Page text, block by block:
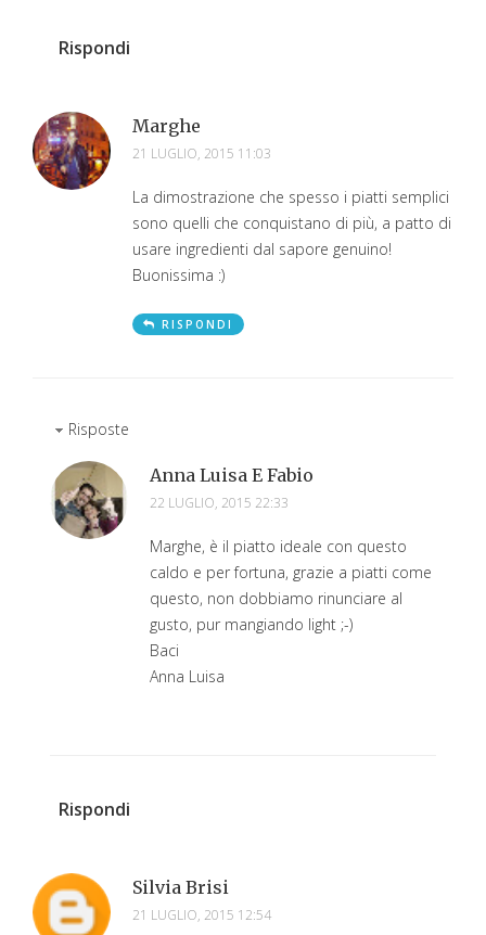
Rispondi
Marghe
21 LUGLIO, 2015 11:03
La dimostrazione che spesso i piatti semplici
sono quelli che conquistano di più, a patto di
usare ingredienti dal sapore genuino!
Buonissima :)
RISPONDI
Risposte
Anna Luisa E Fabio
22 LUGLIO, 2015 22:33
Marghe, è il piatto ideale con questo
caldo e per fortuna, grazie a piatti come
questo, non dobbiamo rinunciare al
gusto, pur mangiando light ;-)
Baci
Anna Luisa
Rispondi
Silvia Brisi
21 LUGLIO, 2015 12:54